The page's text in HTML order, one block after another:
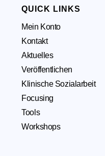
QUICK LINKS
Mein Konto
Kontakt
Aktuelles
Veröffentlichen
Klinische Sozialarbeit
Focusing
Tools
Workshops